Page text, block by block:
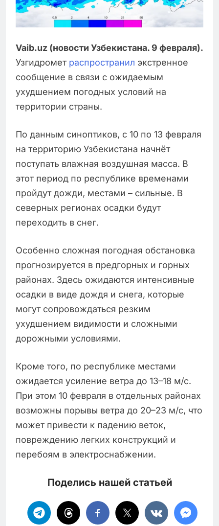
Vaib.uz (новости Узбекистана. 9 февраля).
Узгидромет распространил экстренное
сообщение в связи с ожидаемым
ухудшением погодных условий на
территории страны.
По данным синоптиков, с 10 по 13 февраля
на территорию Узбекистана начнёт
поступать влажная воздушная масса. В
этот период по республике временами
пройдут дожди, местами – сильные. В
северных регионах осадки будут
переходить в снег.
Особенно сложная погодная обстановка
прогнозируется в предгорных и горных
районах. Здесь ожидаются интенсивные
осадки в виде дождя и снега, которые
могут сопровождаться резким
ухудшением видимости и сложными
дорожными условиями.
Кроме того, по республике местами
ожидается усиление ветра до 13–18 м/с.
При этом 10 февраля в отдельных районах
возможны порывы ветра до 20–23 м/с, что
может привести к падению веток,
повреждению легких конструкций и
перебоям в электроснабжении.
Поделись нашей статьей